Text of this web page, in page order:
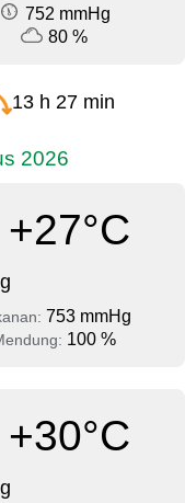
752 mmHg
80 %
13 h 27 min
2026
+27°C
753 mmHg
100 %
+30°C